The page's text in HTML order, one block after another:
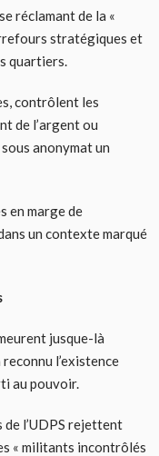
réclamant de la «
stratégiques et
quartiers.
contrôlent les
de l’argent ou
anonymat un
en marge de
un contexte marqué
jusque-là
l’existence
au pouvoir.
l’UDPS rejettent
« militants incontrôlés